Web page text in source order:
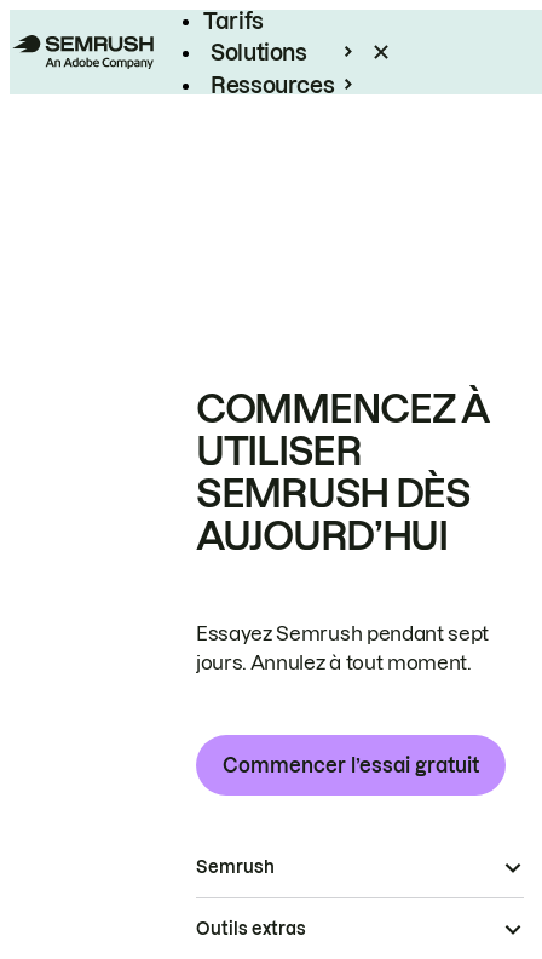
Tarifs
Solutions
Ressources
COMMENCEZ À
UTILISER
SEMRUSH DÈS
AUJOURD’HUI
Essayez Semrush pendant sept
jours. Annulez à tout moment.
Commencer l’essai gratuit
Semrush
Outils extras